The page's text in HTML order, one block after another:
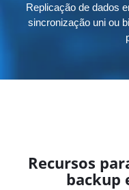
Replicação de dados
sincronização uni ou
Recursos
backup